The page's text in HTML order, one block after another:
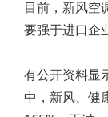
目前，新风空
要强于进口企
有公开资料显
中，新风、健